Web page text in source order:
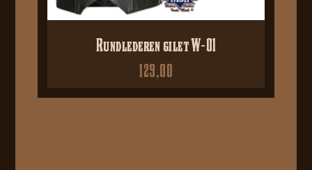
Rundlederen gilet W-01
129,00